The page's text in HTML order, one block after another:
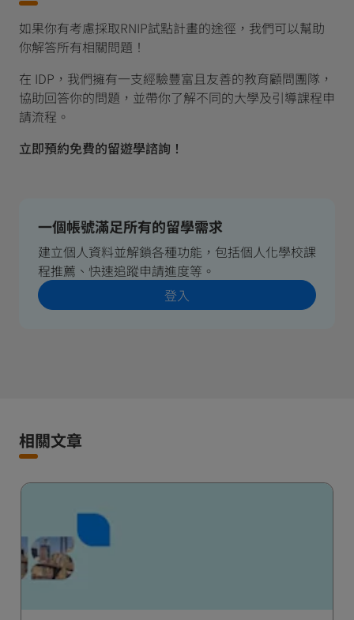
如果你有考慮採取RNIP試點計畫的途徑，我們可以幫助
你解答所有相關問題！
在 IDP，我們擁有一支經驗豐富且友善的教育顧問團隊，
協助回答你的問題，並帶你了解不同的大學及引導課程申
請流程。
立即預約免費的留遊學諮詢！
一個帳號滿足所有的留學需求
建立個人資料並解鎖各種功能，包括個人化學校課
程推薦、快速追蹤申請進度等。
登入
相關文章